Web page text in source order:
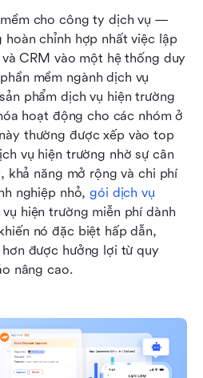
cho công ty dịch vụ —
chỉnh hợp nhất việc lập
CRM vào một hệ thống duy
mềm ngành dịch vụ
phẩm dịch vụ hiện trường
hoạt động cho các nhóm ở
thường được xếp vào top
vụ hiện trường nhờ sự cân
khả năng mở rộng và chi phí
nghiệp nhỏ, gói dịch vụ
hiện trường miễn phí dành
nó đặc biệt hấp dẫn,
được hưởng lợi từ quy
nâng cao.